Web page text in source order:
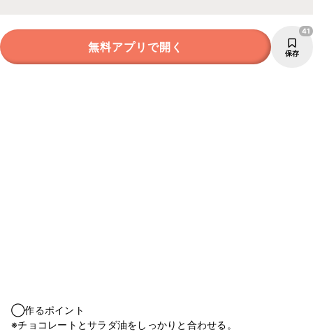
無料アプリで開く 保存
41
◯作るポイント
※チョコレートとサラダ油をしっかりと合わせる。